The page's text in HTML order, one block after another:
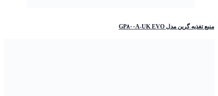
منبع تغذیه گرین مدل GP۸۰۰A-UK EVO